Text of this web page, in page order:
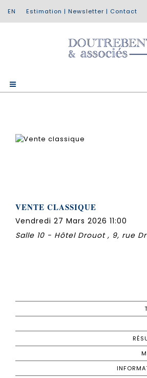
Estimation | Newsletter | Contact
VENTE CLASSIQUE
Vendredi 27 Mars 2026 11:00
Salle 10 - Hôtel Drouot , 9, rue